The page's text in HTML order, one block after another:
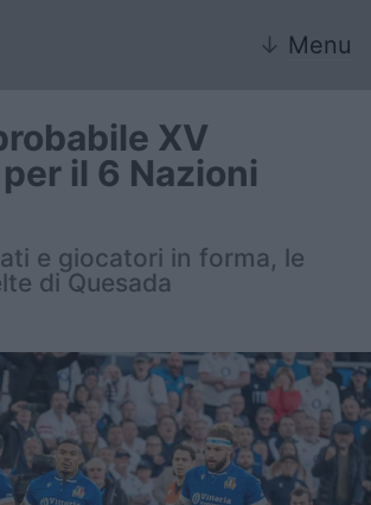
↓ Menu
XV
il 6 Nazioni
e giocatori in forma, le
di Quesada